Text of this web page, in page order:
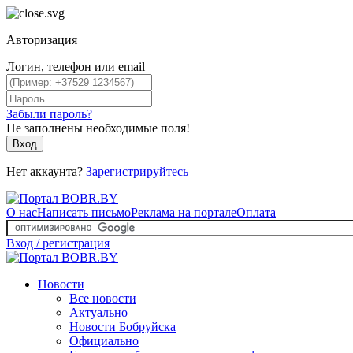
Авторизация
Логин, телефон или email
Забыли пароль?
Не заполнены необходимые поля!
Вход
Нет аккаунта? Зарегистрируйтесь
О насНаписать письмоРеклама на порталеОплата
Вход / регистрация
Новости
Все новости
Актуально
Новости Бобруйска
Официально